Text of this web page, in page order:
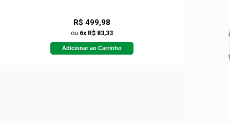
R$ 499,98
ou 6x R$ 83,33
Adicionar ao Carrinho